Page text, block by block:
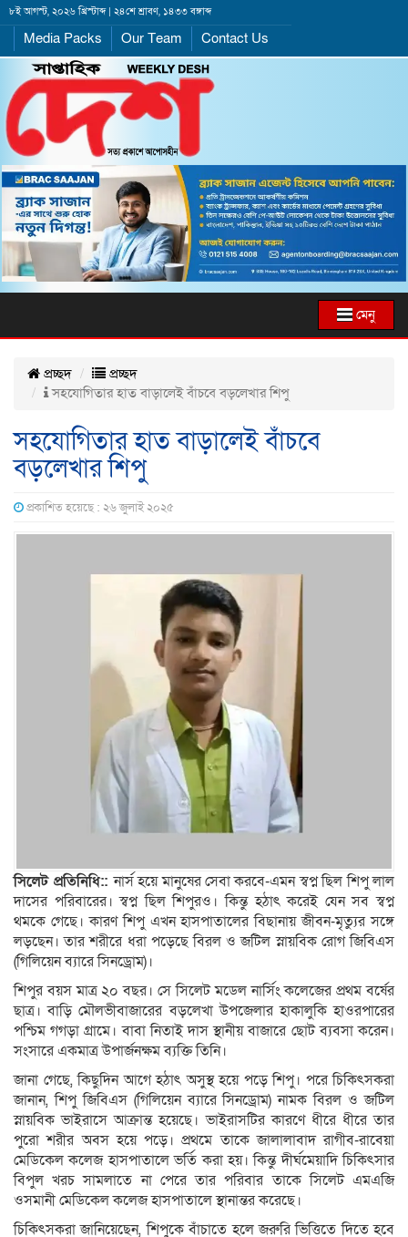
৮ই আগস্ট, ২০২৬ খ্রিস্টাব্দ | ২৪শে শ্রাবণ, ১৪৩৩ বঙ্গাব্দ
Media Packs Our Team Contact Us
মেনু
প্রচ্ছদ
প্রচ্ছদ
সহযোগিতার হাত বাড়ালেই বাঁচবে বড়লেখার শিপু
সহযোগিতার হাত বাড়ালেই বাঁচবে
বড়লেখার শিপু
প্রকাশিত হয়েছে : ২৬ জুলাই ২০২৫
সিলেট প্রতিনিধি::নার্স হয়ে মানুষের সেবা করবে-এমন স্বপ্ন ছিল শিপু লাল
দাসের পরিবারের। স্বপ্ন ছিল শিপুরও। কিন্তু হঠাৎ করেই যেন সব স্বপ্ন
থমকে গেছে। কারণ শিপু এখন হাসপাতালের বিছানায় জীবন-মৃত্যুর সঙ্গে
লড়ছেন। তার শরীরে ধরা পড়েছে বিরল ও জটিল স্নায়বিক রোগ জিবিএস
(গিলিয়েন ব্যারে সিনড্রোম)।
শিপুর বয়স মাত্র ২০ বছর। সে সিলেট মডেল নার্সিং কলেজের প্রথম বর্ষের
ছাত্র। বাড়ি মৌলভীবাজারের বড়লেখা উপজেলার হাকালুকি হাওরপারের
পশ্চিম গগড়া গ্রামে। বাবা নিতাই দাস স্থানীয় বাজারে ছোট ব্যবসা করেন।
সংসারে একমাত্র উপার্জনক্ষম ব্যক্তি তিনি।
জানা গেছে, কিছুদিন আগে হঠাৎ অসুস্থ হয়ে পড়ে শিপু। পরে চিকিৎসকরা
জানান, শিপু জিবিএস (গিলিয়েন ব্যারে সিনড্রোম) নামক বিরল ও জটিল
স্নায়বিক ভাইরাসে আক্রান্ত হয়েছে। ভাইরাসটির কারণে ধীরে ধীরে তার
পুরো শরীর অবস হয়ে পড়ে। প্রথমে তাকে জালালাবাদ রাগীব-রাবেয়া
মেডিকেল কলেজ হাসপাতালে ভর্তি করা হয়। কিন্তু দীর্ঘমেয়াদি চিকিৎসার
বিপুল খরচ সামলাতে না পেরে তার পরিবার তাকে সিলেট এমএজি
ওসমানী মেডিকেল কলেজ হাসপাতালে স্থানান্তর করেছে।
চিকিৎসকরা জানিয়েছেন, শিপুকে বাঁচাতে হলে জরুরি ভিত্তিতে দিতে হবে